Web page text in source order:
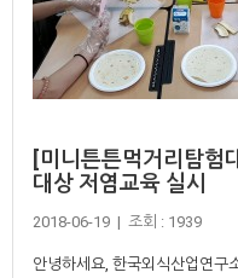
[미니튼튼먹거리탐험
대상 저염교육 실시
2018-06-19 | 조회 : 1939
안녕하세요, 한국외식산업연구